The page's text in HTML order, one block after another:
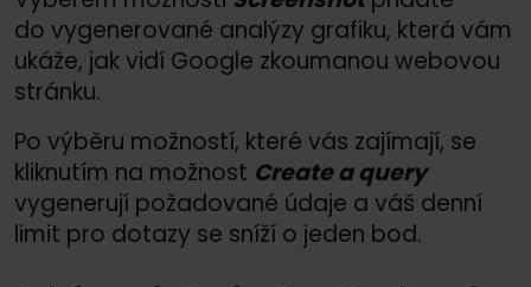
do vygenerované analýzy grafiku, která vám
ukáže, jak vidí Google zkoumanou webovou
stránku.
Po výběru možností, které vás zajímají, se
kliknutím na možnost Create a query
vygenerují požadované údaje a váš denní
limit pro dotazy se sníží o jeden bod.